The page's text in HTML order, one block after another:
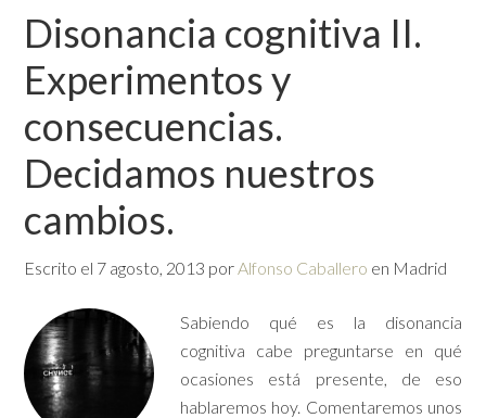
Disonancia cognitiva II.
Experimentos y
consecuencias.
Decidamos nuestros
cambios.
Escrito el 7 agosto, 2013 porAlfonso Caballero en Madrid
Sabiendo qué es la disonancia
cognitiva cabe preguntarse en qué
ocasiones está presente, de eso
hablaremos hoy. Comentaremos unos